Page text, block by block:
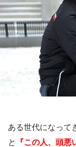
ある世代になって
と
『この人、頭悪